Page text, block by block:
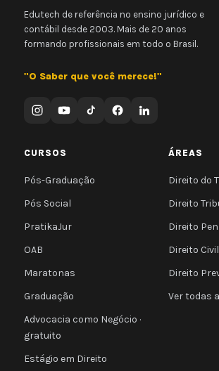
Edutech de referência no ensino jurídico e
contábil desde 2003. Mais de 20 anos
formando profissionais em todo o Brasil.
"O Saber que você merece!"
CURSOS
Pós-Graduação
Pós Social
PratikaJur
OAB
Maratonas
Graduação
Advocacia como Negócio ·
gratuito
Estágio em Direito
ÁREAS
Direito do
Direito
Direito
Direito Civil
Direito
Ver todas